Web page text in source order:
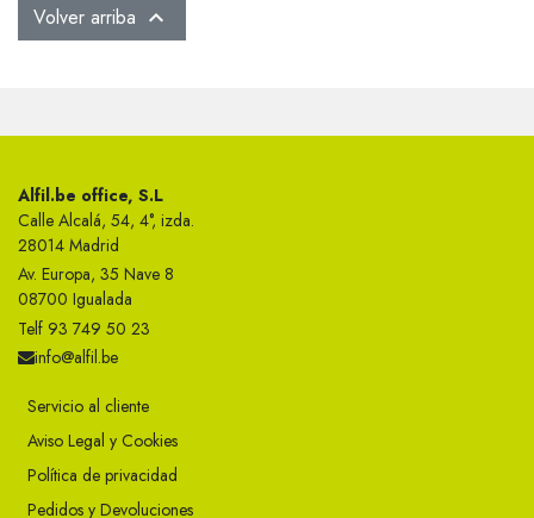
Volver arriba 
Alfil.be office, S.L
Calle Alcalá, 54, 4°, izda.
28014 Madrid
Av. Europa, 35 Nave 8
08700 Igualada
Telf 93 749 50 23
info@alfil.be
Servicio al cliente
Aviso Legal y Cookies
Política de privacidad
Pedidos y Devoluciones